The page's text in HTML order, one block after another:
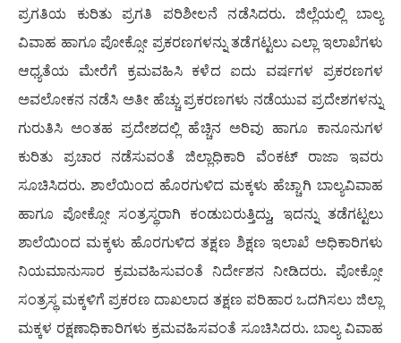
ಪ್ರಗತಿಯ ಕುರಿತು ಪ್ರಗತಿ ಪರಿಶೀಲನೆ ನಡೆಸಿದರು. ಜಿಲ್ಲೆಯಲ್ಲಿ ಬಾಲ್ಯ
ವಿವಾಹ ಹಾಗೂ ಪೋಕ್ಸೋ ಪ್ರಕರಣಗಳನ್ನು ತಡೆಗಟ್ಟಲು ಎಲ್ಲಾ ಇಲಾಖೆಗಳು
ಆಧ್ಯತೆಯ ಮೇರೆಗೆ ಕ್ರಮವಹಿಸಿ ಕಳೆದ ಐದು ವರ್ಷಗಳ ಪ್ರಕರಣಗಳ
ಅವಲೋಕನ ನಡೆಸಿ ಅತೀ ಹೆಚ್ಚು ಪ್ರಕರಣಗಳು ನಡೆಯುವ ಪ್ರದೇಶಗಳನ್ನು
ಗುರುತಿಸಿ ಅಂತಹ ಪ್ರದೇಶದಲ್ಲಿ ಹೆಚ್ಚಿನ ಅರಿವು ಹಾಗೂ ಕಾನೂನುಗಳ
ಕುರಿತು ಪ್ರಚಾರ ನಡೆಸುವಂತೆ ಜಿಲ್ಲಾಧಿಕಾರಿ ವೆಂಕಟ್ ರಾಜಾ ಇವರು
ಸೂಚಿಸಿದರು. ಶಾಲೆಯಿಂದ ಹೊರಗುಳಿದ ಮಕ್ಕಳು ಹೆಚ್ಚಾಗಿ ಬಾಲ್ಯವಿವಾಹ
ಹಾಗೂ ಪೋಕ್ಸೋ ಸಂತ್ರಸ್ಥರಾಗಿ ಕಂಡುಬರುತ್ತಿದ್ದು, ಇದನ್ನು ತಡೆಗಟ್ಟಲು
ಶಾಲೆಯಿಂದ ಮಕ್ಕಳು ಹೊರಗುಳಿದ ತಕ್ಷಣ ಶಿಕ್ಷಣ ಇಲಾಖೆ ಅಧಿಕಾರಿಗಳು
ನಿಯಮಾನುಸಾರ ಕ್ರಮವಹಿಸುವಂತೆ ನಿರ್ದೇಶನ ನೀಡಿದರು. ಪೋಕ್ಸೋ
ಸಂತ್ರಸ್ಥ ಮಕ್ಕಳಿಗೆ ಪ್ರಕರಣ ದಾಖಲಾದ ತಕ್ಷಣ ಪರಿಹಾರ ಒದಗಿಸಲು ಜಿಲ್ಲಾ
ಮಕ್ಕಳ ರಕ್ಷಣಾಧಿಕಾರಿಗಳು ಕ್ರಮವಹಿಸವಂತೆ ಸೂಚಿಸಿದರು. ಬಾಲ್ಯ ವಿವಾಹ